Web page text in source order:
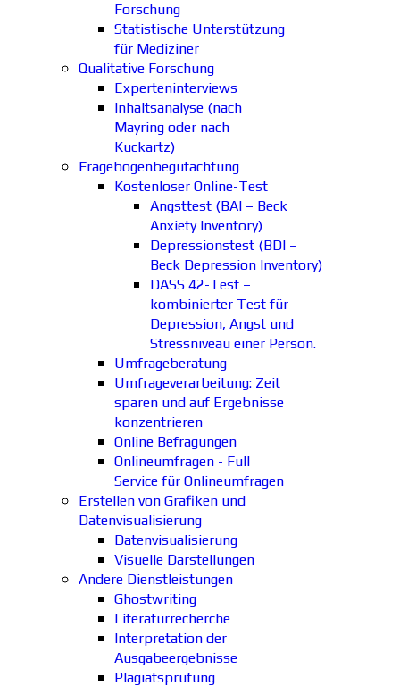
Forschung
Statistische Unterstützung
für Mediziner
Qualitative Forschung
Experteninterviews
Inhaltsanalyse (nach
Mayring oder nach
Kuckartz)
Fragebogenbegutachtung
Kostenloser Online-Test
Angsttest (BAI – Beck
Anxiety Inventory)
Depressionstest (BDI –
Beck Depression Inventory)
DASS 42-Test –
kombinierter Test für
Depression, Angst und
Stressniveau einer Person.
Umfrageberatung
Umfrageverarbeitung: Zeit
sparen und auf Ergebnisse
konzentrieren
Online Befragungen
Onlineumfragen - Full
Service für Onlineumfragen
Erstellen von Grafiken und
Datenvisualisierung
Datenvisualisierung
Visuelle Darstellungen
Andere Dienstleistungen
Ghostwriting
Literaturrecherche
Interpretation der
Ausgabeergebnisse
Plagiatsprüfung